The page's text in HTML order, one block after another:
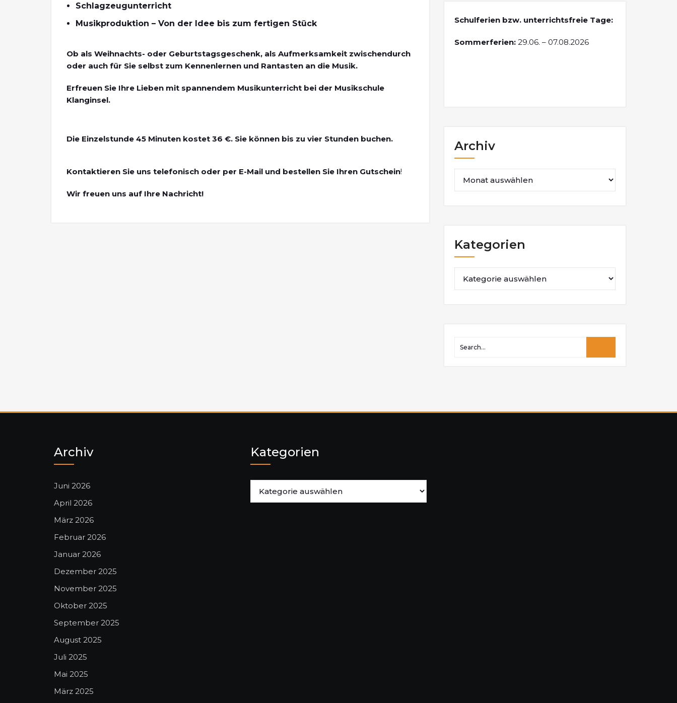
Schlagzeugunterricht
Musikproduktion – Von der Idee bis zum fertigen Stück
Ob als Weihnachts- oder Geburtstagsgeschenk, als Aufmerksamkeit zwischendurch
oder auch für Sie selbst zum Kennenlernen und Rantasten an die Musik.
Erfreuen Sie Ihre Lieben mit spannendem Musikunterricht bei der Musikschule
Klanginsel.
Die Einzelstunde 45 Minuten kostet 36 €. Sie können bis zu vier Stunden buchen.
Kontaktieren Sie uns telefonisch oder per E-Mail und bestellen Sie Ihren Gutschein!
Wir freuen uns auf Ihre Nachricht!
Schulferien bzw. unterrichtsfreie Tage:
Sommerferien: 29.06. – 07.08.2026
ArchivArchiv
Kategorien
Archiv
Juni 2026
April 2026
März 2026
Februar 2026
Januar 2026
Dezember 2025
November 2025
Oktober 2025
September 2025
August 2025
Juli 2025
Mai 2025
März 2025
Kategorien